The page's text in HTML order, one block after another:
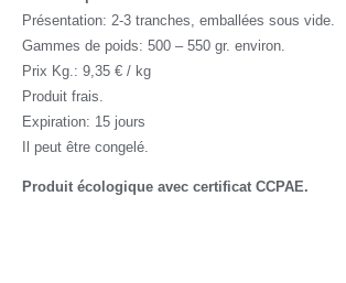
Présentation: 2-3 tranches, emballées sous vide.
Gammes de poids: 500 – 550 gr. environ.
Prix ​​Kg.: 9,35 € / kg
Produit frais.
Expiration: 15 jours
Il peut être congelé.
Produit écologique avec certificat CCPAE.